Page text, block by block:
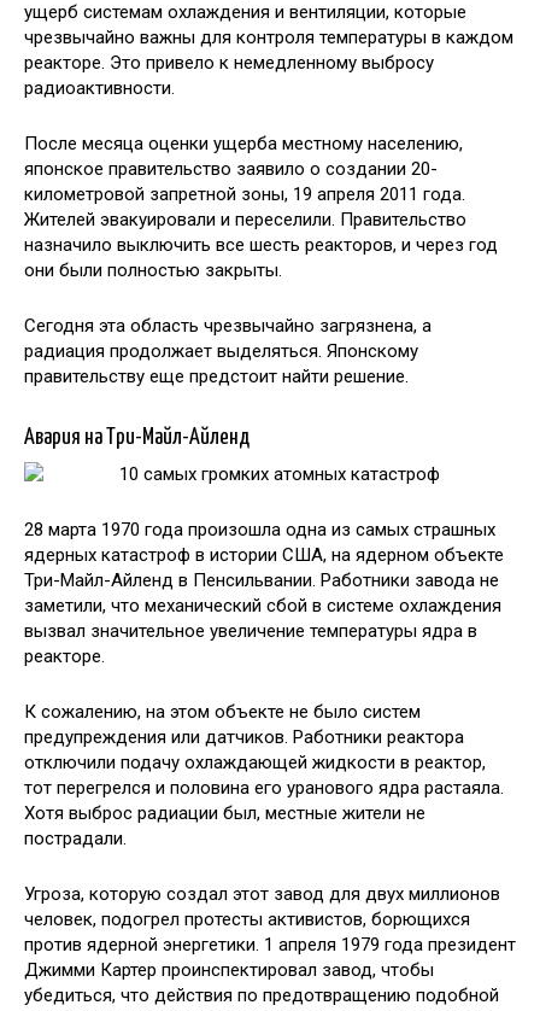
ущерб системам охлаждения и вентиляции, которые
чрезвычайно важны для контроля температуры в каждом
реакторе. Это привело к немедленному выбросу
радиоактивности.
После месяца оценки ущерба местному населению,
японское правительство заявило о создании 20-
километровой запретной зоны, 19 апреля 2011 года.
Жителей эвакуировали и переселили. Правительство
назначило выключить все шесть реакторов, и через год
они были полностью закрыты.
Сегодня эта область чрезвычайно загрязнена, а
радиация продолжает выделяться. Японскому
правительству еще предстоит найти решение.
Авария на Три-Майл-Айленд
28 марта 1970 года произошла одна из самых страшных
ядерных катастроф в истории США, на ядерном объекте
Три-Майл-Айленд в Пенсильвании. Работники завода не
заметили, что механический сбой в системе охлаждения
вызвал значительное увеличение температуры ядра в
реакторе.
К сожалению, на этом объекте не было систем
предупреждения или датчиков. Работники реактора
отключили подачу охлаждающей жидкости в реактор,
тот перегрелся и половина его уранового ядра растаяла.
Хотя выброс радиации был, местные жители не
пострадали.
Угроза, которую создал этот завод для двух миллионов
человек, подогрел протесты активистов, борющихся
против ядерной энергетики. 1 апреля 1979 года президент
Джимми Картер проинспектировал завод, чтобы
убедиться, что действия по предотвращению подобной